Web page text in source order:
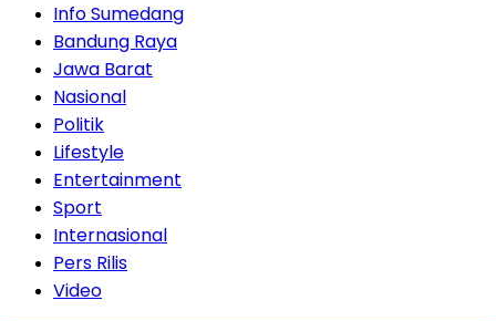
Info Sumedang
Bandung Raya
Jawa Barat
Nasional
Politik
Lifestyle
Entertainment
Sport
Internasional
Pers Rilis
Video